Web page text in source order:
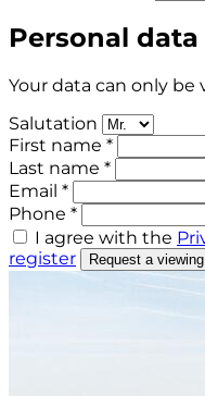
Personal data
Your data can only
Salutation
First name *
Last name *
Email *
Phone *
I agree with the
register
Request a viewing